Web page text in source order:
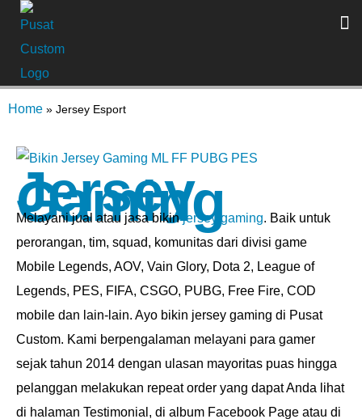
Home » Jersey Esport
Jersey
Gaming
Melayani jual atau jasa bikinjersey gaming. Baik untuk
perorangan, tim, squad, komunitas dari divisi game
Mobile Legends, AOV, Vain Glory, Dota 2, League of
Legends, PES, FIFA, CSGO, PUBG, Free Fire, COD
mobile dan lain-lain. Ayo bikin jersey gaming di Pusat
Custom. Kami berpengalaman melayani para gamer
sejak tahun 2014 dengan ulasan mayoritas puas hingga
pelanggan melakukan repeat order yang dapat Anda lihat
di halaman Testimonial, di album Facebook Page atau di